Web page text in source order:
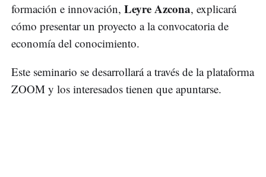
formación e innovación, Leyre Azcona, explicará
cómo presentar un proyecto a la convocatoria de
economía del conocimiento.
Este seminario se desarrollará a través de la plataforma
ZOOM y los interesados tienen que apuntarse.